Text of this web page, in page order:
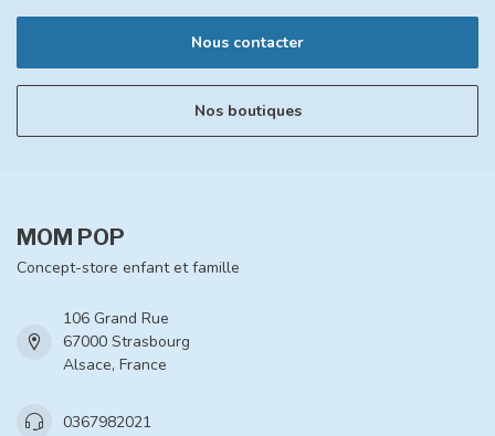
Nous contacter
Nos boutiques
MOM POP
Concept-store enfant et famille
106 Grand Rue
67000 Strasbourg
Alsace, France
0367982021